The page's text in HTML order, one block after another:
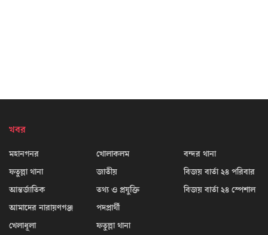
খবর
মহানগনর
ফতুল্লা থানা
আন্তর্জাতিক
আমাদের নারায়ণগঞ্জ
খেলাধূলা
খোলাকলম
জাতীয়
তথ্য ও প্রযুক্তি
পদপ্রার্থী
ফতুল্লা থানা
বন্দর থানা
বিজয় বার্তা ২৪ পরিবার
বিজয় বার্তা ২৪ স্পেশাল